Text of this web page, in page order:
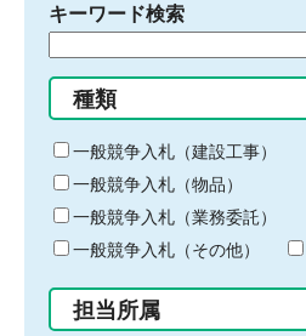
キーワード検索
る
キ
ー
ワ
ー
ド
入
力
種類
一般競争入札（建設工事）
一般競争入札（物品）
一般競争入札（業務委託）
一般競争入札（その他）
担当所属